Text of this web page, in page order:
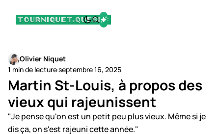
Olivier Niquet
1 min de lecture·septembre 16, 2025
Martin St-Louis, à propos des
vieux qui rajeunissent
"Je pense qu'on est un petit peu plus vieux. Même si je
dis ça, on s'est rajeuni cette année."